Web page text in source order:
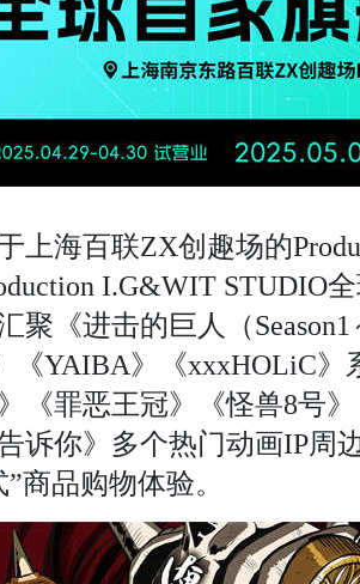
海百联ZX创趣场的
I.G&WIT STUDIO
聚《进击的巨人（
《YAIBA》《xxxHOLiC
《罪恶王冠》《怪兽8号
诉你》多个热门动画IP周
商品购物体验。